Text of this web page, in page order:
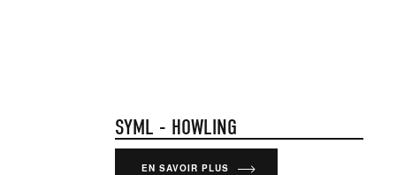
SYML - HOWLING
EN SAVOIR PLUS